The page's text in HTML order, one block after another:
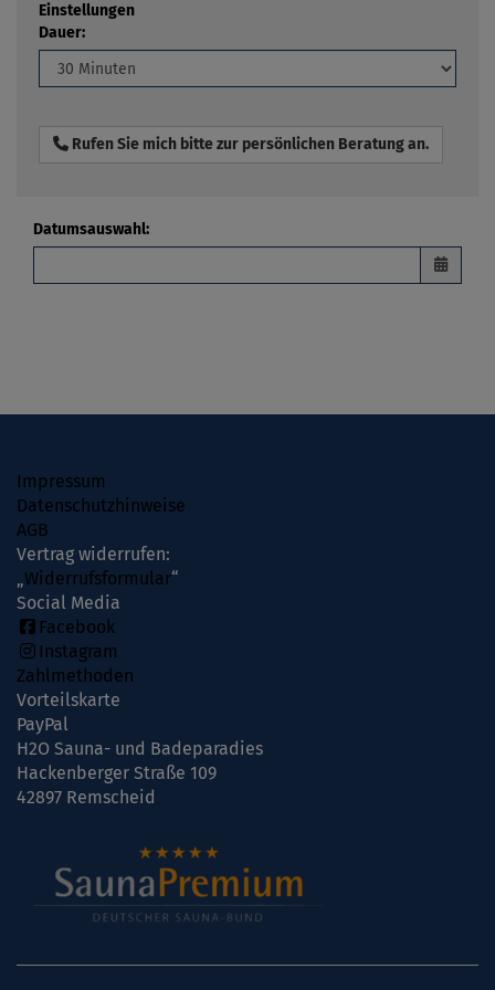
Einstellungen
Dauer:
Rufen Sie mich bitte zur persönlichen Beratung an.
Datumsauswahl:
Impressum
Datenschutzhinweise
AGB
Vertrag widerrufen:
„Widerrufsformular“
Social Media
Facebook
Instagram
Zahlmethoden
Vorteilskarte
PayPal
H2O Sauna- und Badeparadies
Hackenberger Straße 109
42897 Remscheid